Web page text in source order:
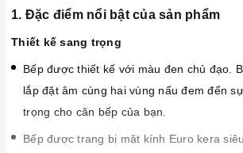
1. Đặc điểm nổi bật của sản phẩm
Thiết kế sang trọng
Bếp được thiết kế với màu đen chủ đạo.
lắp đặt âm cùng hai vùng nấu đem đến
trọng cho căn bếp của bạn.
Bếp được trang bị mặt kính Euro kera